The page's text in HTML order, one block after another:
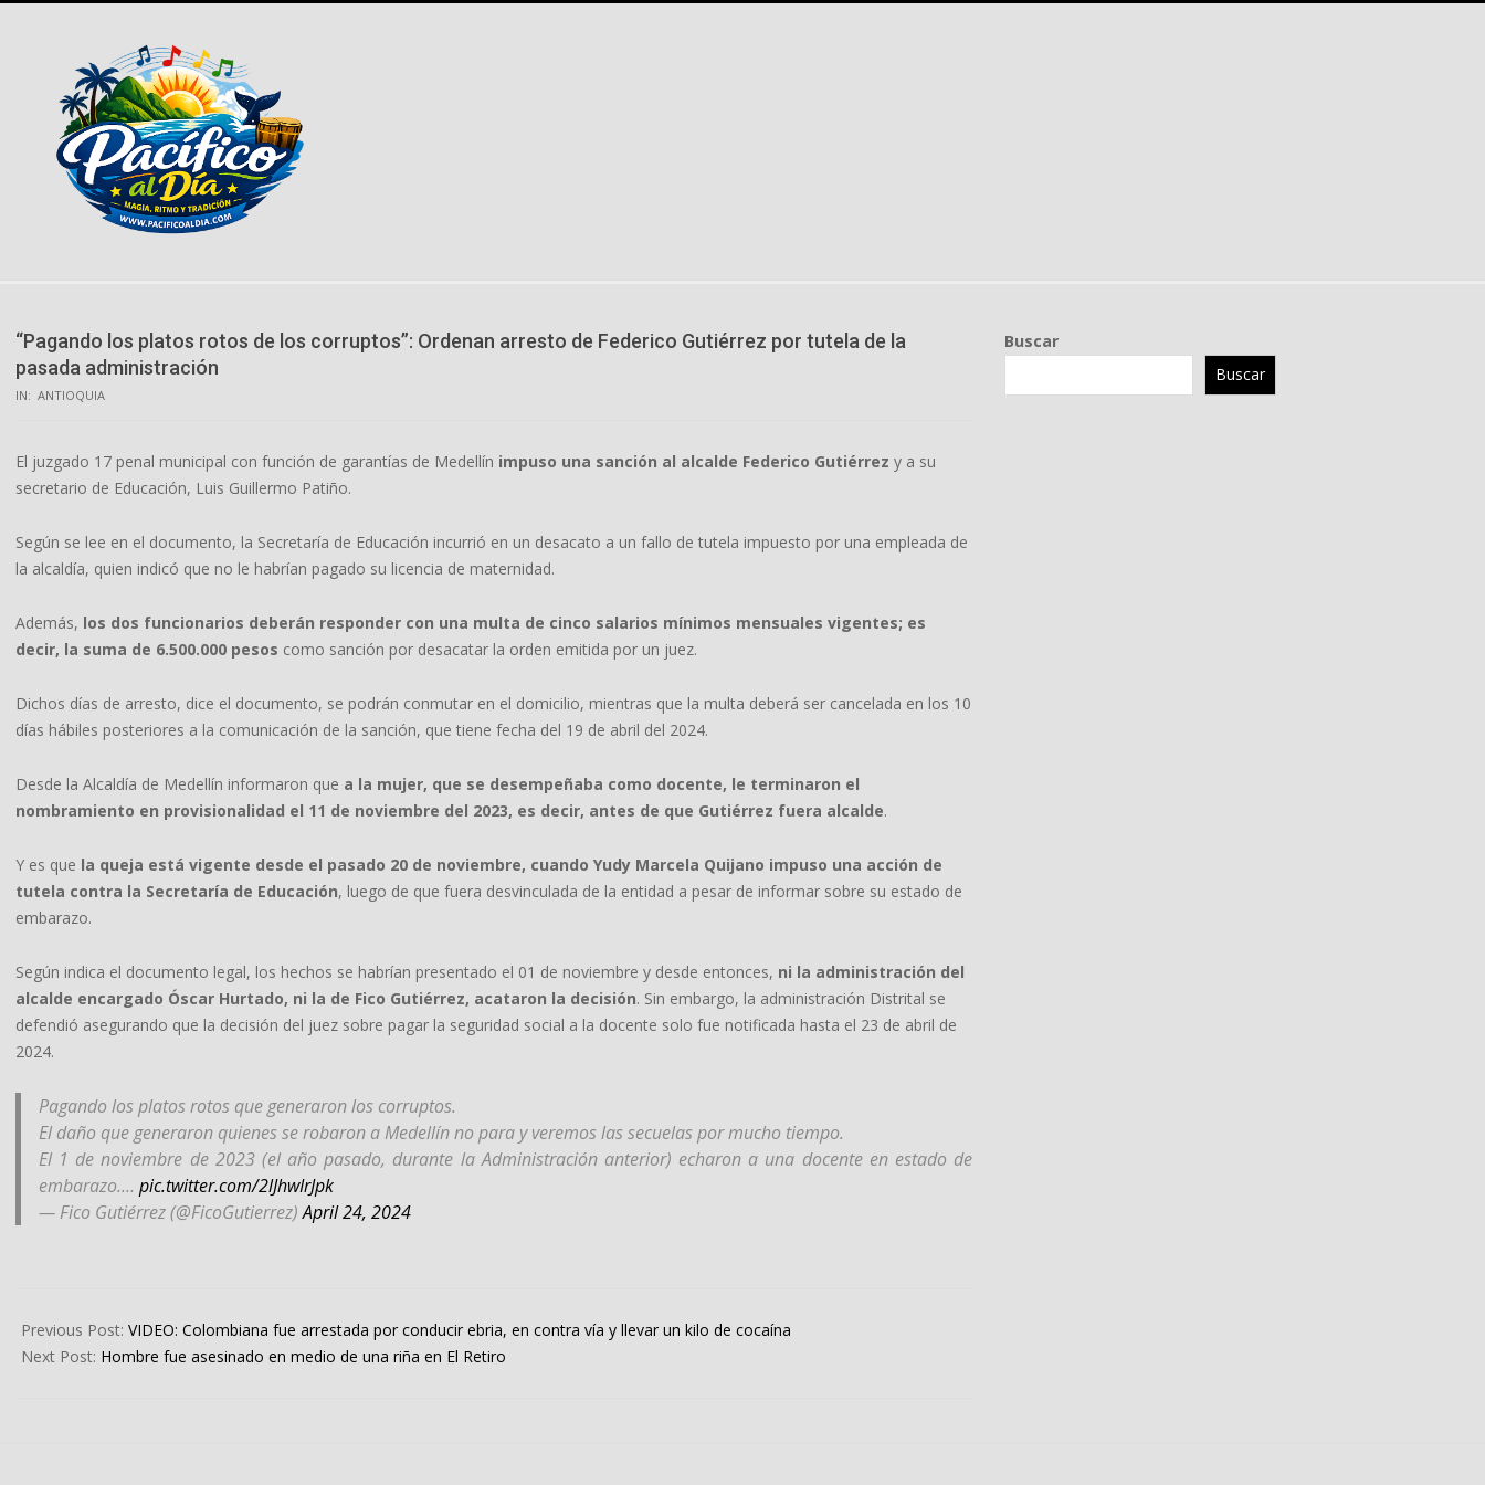
“Pagando los platos rotos de los corruptos”: Ordenan arresto de Federico Gutiérrez por tutela de la
pasada administración
IN: ANTIOQUIA
El juzgado 17 penal municipal con función de garantías de Medellín impuso una sanción al alcalde Federico Gutiérrez y a su
secretario de Educación, Luis Guillermo Patiño.
​Según se lee en el documento, la Secretaría de Educación incurrió en un desacato a un fallo de tutela impuesto por una empleada de
la alcaldía, quien indicó que no le habrían pagado su licencia de maternidad.
Además, los dos funcionarios deberán responder con una multa de cinco salarios mínimos mensuales vigentes; es
decir, la suma de 6.500.000 pesos como sanción por desacatar la orden emitida por un juez.
Dichos días de arresto, dice el documento, se podrán conmutar en el domicilio, mientras que la multa deberá ser cancelada en los 10
días hábiles posteriores a la comunicación de la sanción, que tiene fecha del 19 de abril del 2024.
Desde la Alcaldía de Medellín informaron que a la mujer, que se desempeñaba como docente, le terminaron el
nombramiento en provisionalidad el 11 de noviembre del 2023, es decir, antes de que Gutiérrez fuera alcalde.
Y es que la queja está vigente desde el pasado 20 de noviembre, cuando Yudy Marcela Quijano impuso una acción de
tutela contra la Secretaría de Educación, luego de que fuera desvinculada de la entidad a pesar de informar sobre su estado de
embarazo.
Según indica el documento legal, los hechos se habrían presentado el 01 de noviembre y desde entonces, ni la administración del
alcalde encargado Óscar Hurtado, ni la de Fico Gutiérrez, acataron la decisión. Sin embargo, la administración Distrital se
defendió asegurando que la decisión del juez sobre pagar la seguridad social a la docente solo fue notificada hasta el 23 de abril de
2024.
Pagando los platos rotos que generaron los corruptos.
El daño que generaron quienes se robaron a Medellín no para y veremos las secuelas por mucho tiempo.
El 1 de noviembre de 2023 (el año pasado, durante la Administración anterior) echaron a una docente en estado de
embarazo.… pic.twitter.com/2lJhwIrJpk
— Fico Gutiérrez (@FicoGutierrez)April 24, 2024
04-
26
Previous Post: VIDEO: Colombiana fue arrestada por conducir ebria, en contra vía y llevar un kilo de cocaína
Next Post: Hombre fue asesinado en medio de una riña en El Retiro
Buscar
Buscar